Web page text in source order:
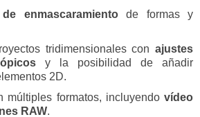
de enmascaramientode formas y
tridimensionales con ajustes
y la posibilidad de añadir
2D.
múltiples formatos, incluyendo vídeo
RAW.